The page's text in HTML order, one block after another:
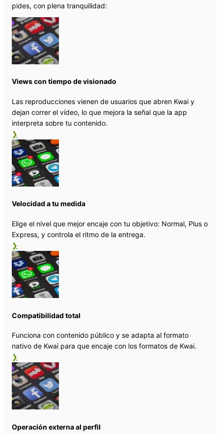
pides, con plena tranquilidad:
Views con tiempo de visionado
Las reproducciones vienen de usuarios que abren Kwai y
dejan correr el vídeo, lo que mejora la señal que la app
interpreta sobre tu contenido.
❯
Velocidad a tu medida
Elige el nivel que mejor encaje con tu objetivo: Normal, Plus o
Express, y controla el ritmo de la entrega.
❯
Compatibilidad total
Funciona con contenido público y se adapta al formato
nativo de Kwai para que encaje con los formatos de Kwai.
❯
Operación externa al perfil